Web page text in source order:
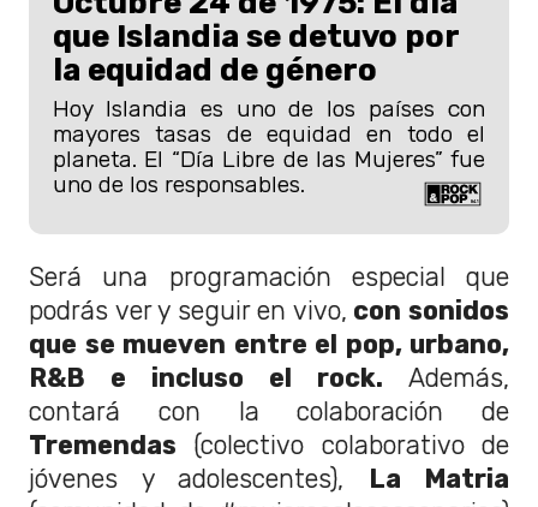
que Islandia se detuvo por
la equidad de género
Hoy Islandia es uno de los países con
mayores tasas de equidad en todo el
planeta. El “Día Libre de las Mujeres” fue
uno de los responsables.
Será una programación especial que
podrás ver y seguir en vivo, con sonidos
que se mueven entre el pop, urbano,
R&B e incluso el rock. Además,
contará con la colaboración de
Tremendas (colectivo colaborativo de
jóvenes y adolescentes), La Matria